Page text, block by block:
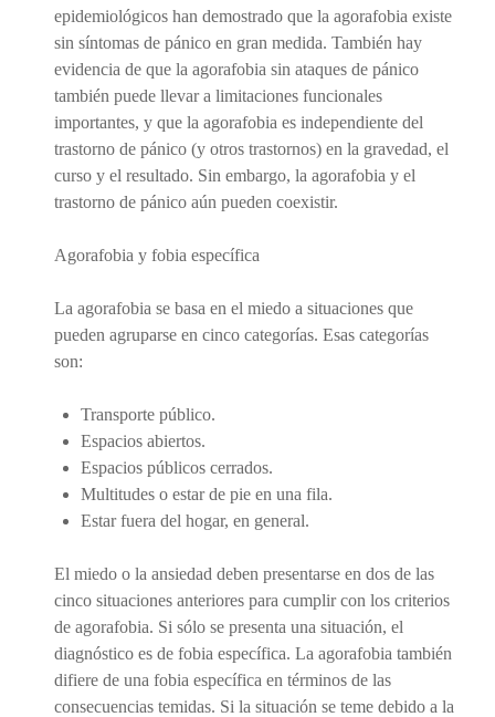
epidemiológicos han demostrado que la agorafobia existe
sin síntomas de pánico en gran medida. También hay
evidencia de que la agorafobia sin ataques de pánico
también puede llevar a limitaciones funcionales
importantes, y que la agorafobia es independiente del
trastorno de pánico (y otros trastornos) en la gravedad, el
curso y el resultado. Sin embargo, la agorafobia y el
trastorno de pánico aún pueden coexistir.
Agorafobia y fobia específica
La agorafobia se basa en el miedo a situaciones que
pueden agruparse en cinco categorías. Esas categorías
son:
Transporte público.
Espacios abiertos.
Espacios públicos cerrados.
Multitudes o estar de pie en una fila.
Estar fuera del hogar, en general.
El miedo o la ansiedad deben presentarse en dos de las
cinco situaciones anteriores para cumplir con los criterios
de agorafobia. Si sólo se presenta una situación, el
diagnóstico es de fobia específica. La agorafobia también
difiere de una fobia específica en términos de las
consecuencias temidas. Si la situación se teme debido a la